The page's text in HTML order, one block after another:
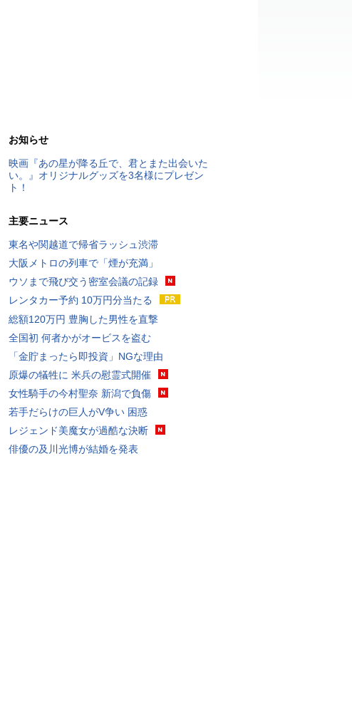
お知らせ
映画『あの星が降る丘で、君とまた出会いた
い。』オリジナルグッズを3名様にプレゼン
ト！
主要ニュース
東名や関越道で帰省ラッシュ渋滞
大阪メトロの列車で「煙が充満」
ウソまで飛び交う密室会議の記録
レンタカー予約 10万円分当たる
総額120万円 豊胸した男性を直撃
全国初 何者かがオービスを盗む
「金貯まったら即投資」NGな理由
原爆の犠牲に 米兵の慰霊式開催
女性騎手の今村聖奈 新潟で負傷
若手だらけの巨人がV争い 困惑
レジェンド美魔女が過酷な決断
俳優の及川光博が結婚を発表